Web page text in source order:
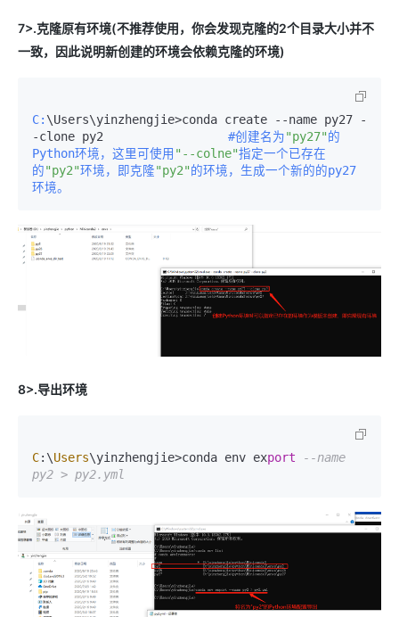
7>.克隆原有环境(不推荐使用，你会发现克隆的2个目录大小并不
一致，因此说明新创建的环境会依赖克隆的环境)
C: \Users\yinzhengjie>conda create --name py27 -
-clone py2 #创建名为"py27"的
Python环境，这里可使用 "--colne"指定一个已存在
的"py2"环境，即克隆"py2"的环境，生成一个新的的py27
环境。
8>.导出环境
C:\Users\yinzhengjie>conda env export
--name
py2 > py2.yml